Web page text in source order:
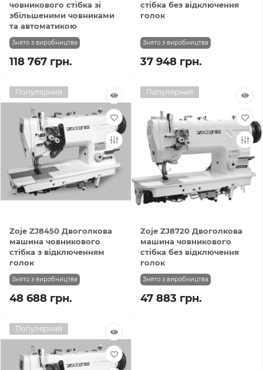
човникового стібка зі
збільшеними човниками
та автоматикою
Знято з виробництва
118 767 грн.
стібка без відключення
голок
Знято з виробництва
37 948 грн.
Популярний
Zoje ZJ8450 Двоголкова
машина човникового
стібка з відключенням
голок
Знято з виробництва
48 688 грн.
Популярний
Zoje ZJ8720 Двоголкова
машина човникового
стібка без відключення
голок
Знято з виробництва
47 883 грн.
Популярний